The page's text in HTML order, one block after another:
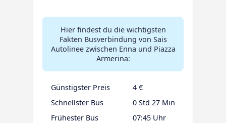
Hier findest du die wichtigsten
Fakten Busverbindung von Sais
Autolinee zwischen Enna und Piazza
Armerina:
Günstigster Preis
4 €
Schnellster Bus
0 Std 27 Min
Frühester Bus
07:45 Uhr